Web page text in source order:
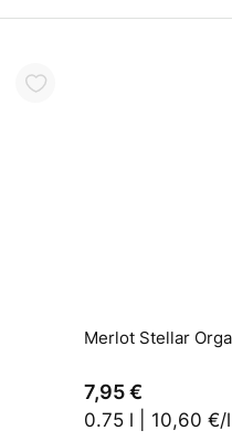
Merlot Stellar
7,95 €
0.75 l | 10,60 €/l